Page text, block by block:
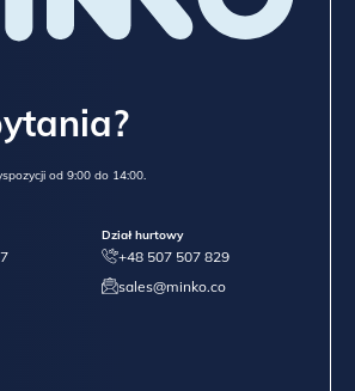
od 9:00 do 14:00.
Dział hurtowy
+48 507 507 829
sales@minko.co